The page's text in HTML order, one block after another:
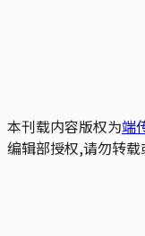
本刊载内容版权为端
编辑部授权,请勿转载